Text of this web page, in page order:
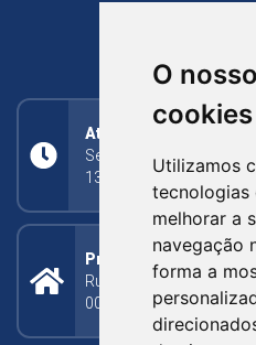
O
cookies
Utilizamos
tecnologias
melhorar a
navegação
forma a
Atendimento
Segunda a Sexta: 8h às
13h30min às 17h (tarde)
Prefeitura Municipal
Rua Silva Jardim, 505 -
000